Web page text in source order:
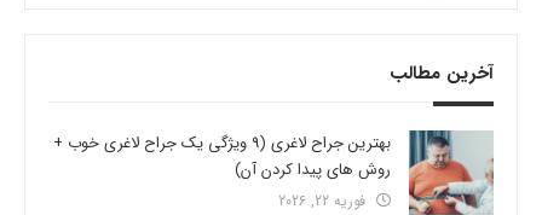
آخرین مطالب
بهترین جراح لاغری (9 ویژگی یک جراح لاغری خوب +
روش های پیدا کردن آن)
فوریه 22, 2026